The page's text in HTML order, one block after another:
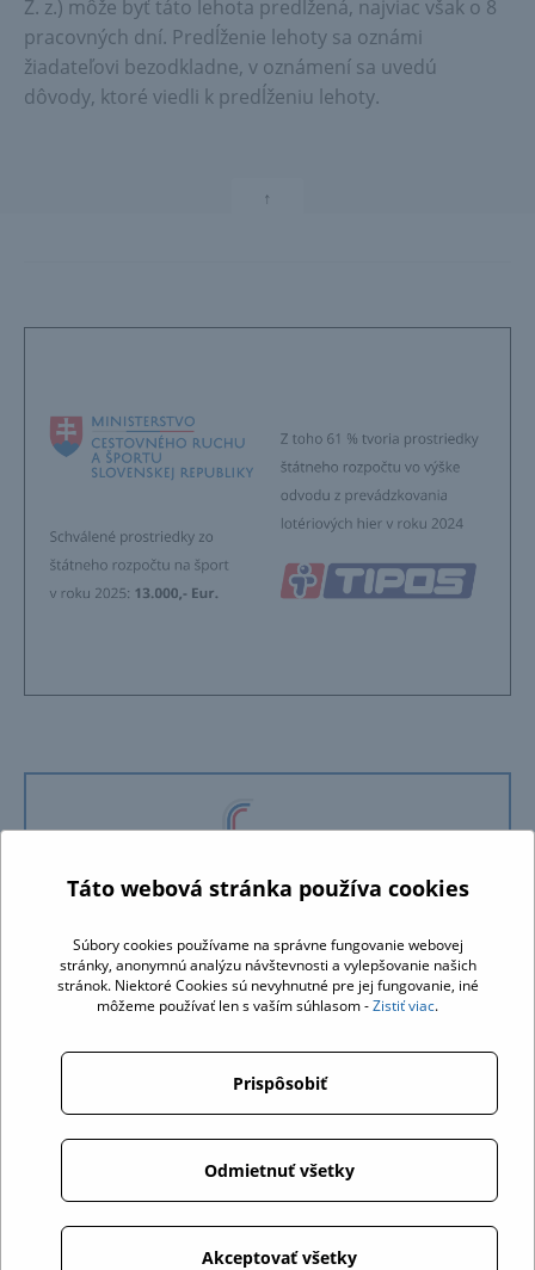
Z. z.) môže byť táto lehota predĺžená, najviac však o 8
pracovných dní. Predĺženie lehoty sa oznámi
žiadateľovi bezodkladne, v oznámení sa uvedú
dôvody, ktoré viedli k predĺženiu lehoty.
↑
Táto webová stránka používa cookies
Súbory cookies používame na správne fungovanie webovej
stránky, anonymnú analýzu návštevnosti a vylepšovanie našich
stránok. Niektoré Cookies sú nevyhnutné pre jej fungovanie, iné
môžeme používať len s vaším súhlasom -Zistiť viac.
Prispôsobiť
Odmietnuť všetky
Akceptovať všetky